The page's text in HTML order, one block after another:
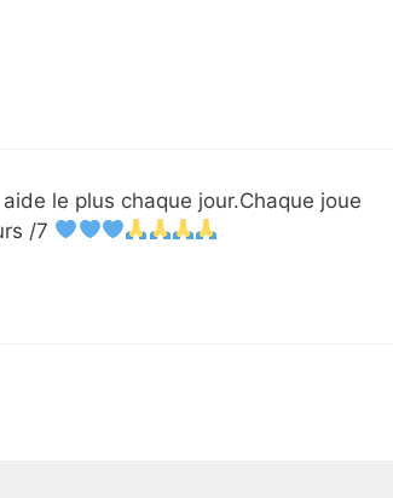
le plus chaque jour.Chaque joue
/7